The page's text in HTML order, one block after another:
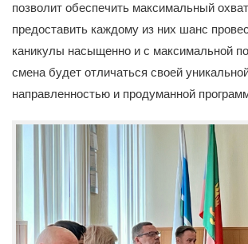
позволит обеспечить максимальный
предоставить каждому из них шанс
каникулы насыщенно и с максимальной
смена будет отличаться своей
направленностью и продуманной